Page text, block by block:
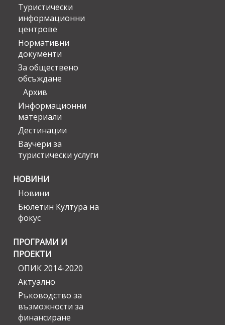
Туристически
информационни
центрове
Нормативни
документи
За обществено
обсъждане
Архив
Информационни
материали
Дестинации
Ваучери за
туристически услуги
НОВИНИ
Новини
Бюлетин Култура на
фокус
ПРОГРАМИ И
ПРОЕКТИ
ОПИК 2014-2020
Актуално
Ръководство за
възможности за
финансиране